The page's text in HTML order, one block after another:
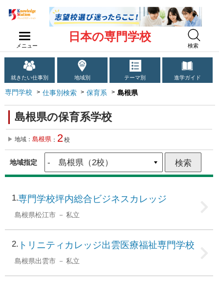
メニュー
日本の専門学校
検索
就きたい仕事別 地域別 テーマ別 進学ガイド
専門学校 仕事別検索 保育系 島根県
島根県の保育系学校
地域： 島根県 ： 2 校
地域指定
1 専門学校坪内総合ビジネスカレッジ
島根県松江市 私立
2 トリニティカレッジ出雲医療福祉専門学校
島根県出雲市 私立